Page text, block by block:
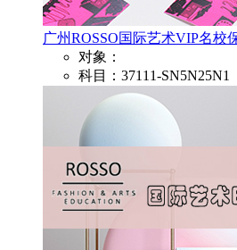
广州ROSSO国际艺术VIP名校
对象：
科目：37111-SN5N25N1